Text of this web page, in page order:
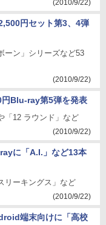
(2010/9/22)
円セット第3、4弾
ーン」シリーズなど53
(2010/9/22)
Blu-ray第5弾を発表
「12 ラウンド」など
(2010/9/22)
に「A.I.」など13本
リーキングス」など
(2010/9/22)
端末向けに「高校